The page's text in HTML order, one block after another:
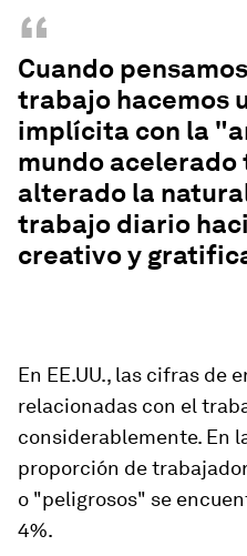
“
Cuando
trabajo hacemos
implícita con la
mundo acelerado
alterado la
trabajo diario
creativo y
En EE.UU., las cifras de
relacionadas con el
considerablemente. En
proporción de
o "peligrosos" se
4%.